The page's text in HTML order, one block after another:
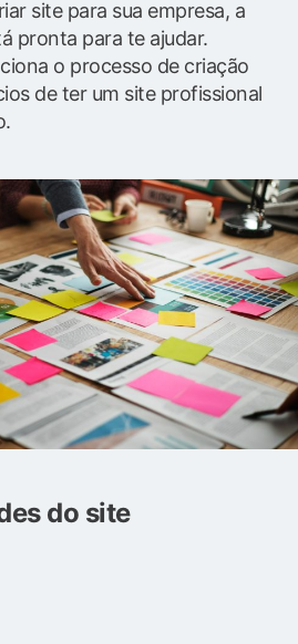
site para sua empresa, a
pronta para te ajudar.
o processo de criação
de ter um site profissional
do site